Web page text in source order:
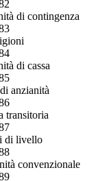
di contingenza
di cassa
anzianità
transitoria
di livello
convenzionale